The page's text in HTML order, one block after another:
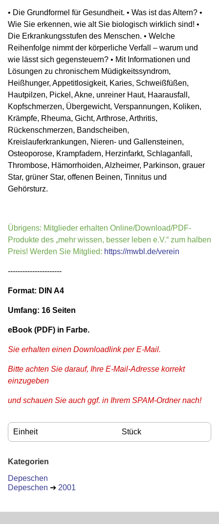
• Die Grundformel für Gesundheit. • Was ist das Altern? •
Wie Sie erkennen, wie alt Sie biologisch wirklich sind! •
Die Erkrankungsstufen des Menschen. • Welche
Reihenfolge nimmt der körperliche Verfall – warum und
wie lässt sich gegensteuern? • Mit Informationen und
Lösungen zu chronischem Müdigkeitssyndrom,
Heißhunger, Appetitlosigkeit, Karies, Schweißfüßen,
Hautpilzen, Pickel, Akne, unreiner Haut, Haarausfall,
Kopfschmerzen, Übergewicht, Verspannungen, Koliken,
Krämpfe, Rheuma, Gicht, Arthrose, Arthritis,
Rückenschmerzen, Bandscheiben,
Kreislauferkrankungen, Nieren- und Gallensteinen,
Osteoporose, Krampfadern, Herzinfarkt, Schlaganfall,
Thrombose, Hämorrhoiden, Alzheimer, Parkinson, grauer
Star, grüner Star, offenen Beinen, Tinnitus und
Gehörsturz.
Übrigens: Mitglieder erhalten Online/Download/PDF-
Produkte des „mehr wissen, besser leben e.V.“ zum halben
Preis! Werden Sie Mitglied: https://mwbl.de/verein
----------------------
Format: DIN A4
Umfang: 16 Seiten
eBook (PDF) in Farbe.
Sie erhalten einen Downloadlink per E-Mail.
Bitte achten Sie darauf, Ihre E-Mail-Adresse korrekt
einzugeben
und schauen Sie auch ggf. in Ihrem SPAM-Ordner nach!
Einheit Stück
Kategorien
Depeschen
Depeschen ➔ 2001